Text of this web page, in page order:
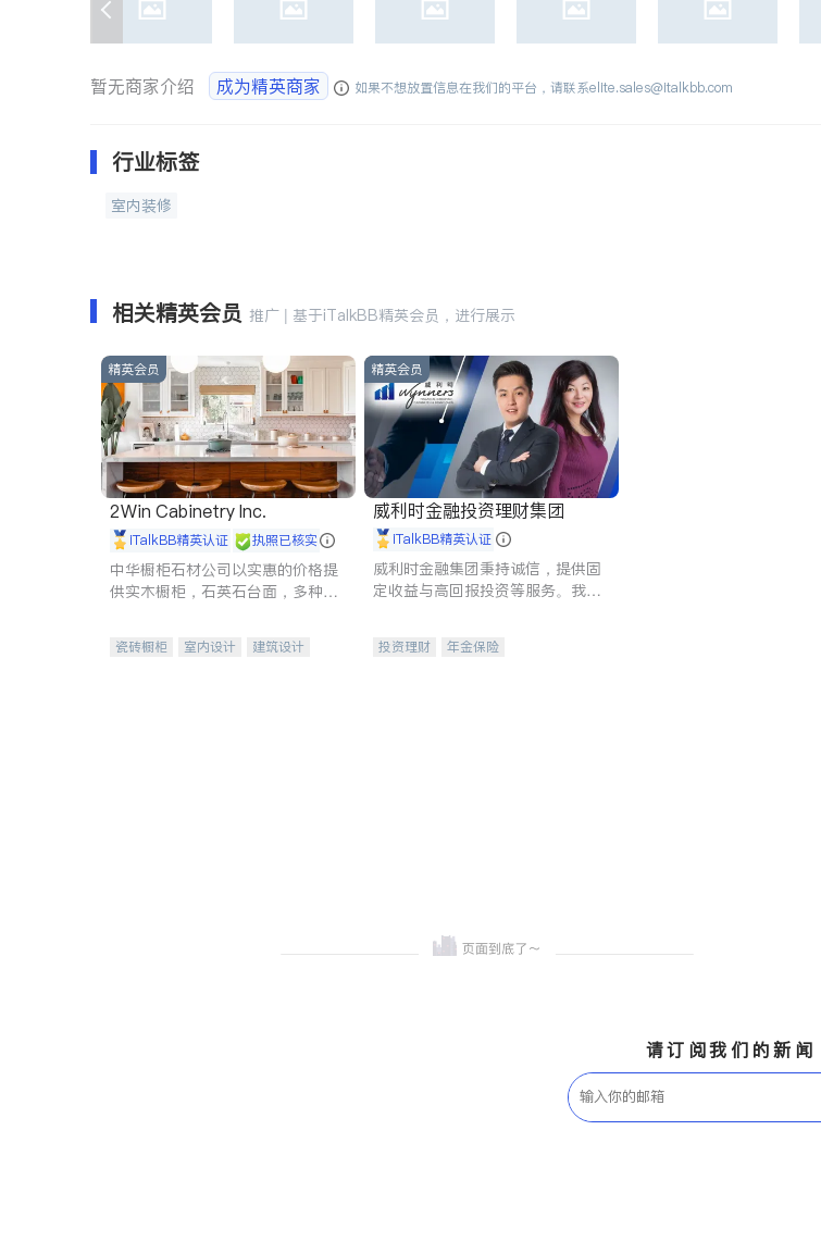
暂无商家介绍 成为精英商家 如果不想放置信息在我们的平台，请联系elite.sales@italkbb.com
行业标签
室内装修
相关精英会员 推广 | 基于iTalkBB精英会员，进行展示
精英会员
2Win Cabinetry Inc.
iTalkBB精英认证 执照已核实
中华橱柜石材公司以实惠的价格提
供实木橱柜，石英石台面，多种优
机。品质厨房，家的选择。
瓷砖橱柜 室内设计
建筑设计
精英会员
威利时金融投资理财集团
iTalkBB精英认证
威利时金融集团秉持诚信，提供固
定收益与高回报投资等服务。我们
元化组合，助力客户实现目标
投资理财
年金保险
请订阅我们的新闻